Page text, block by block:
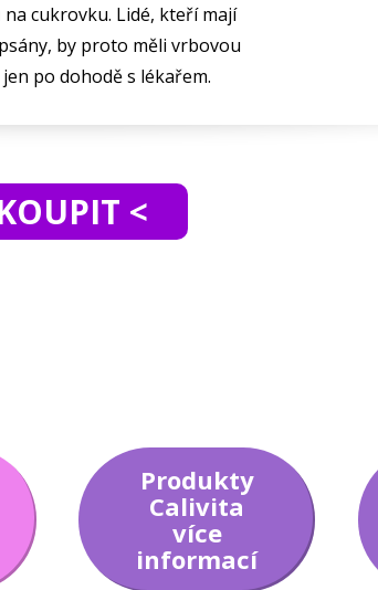
cukrovku. Lidé, kteří mají
by proto měli vrbovou
po dohodě s lékařem.
<
Produkty
Calivita
více
informací